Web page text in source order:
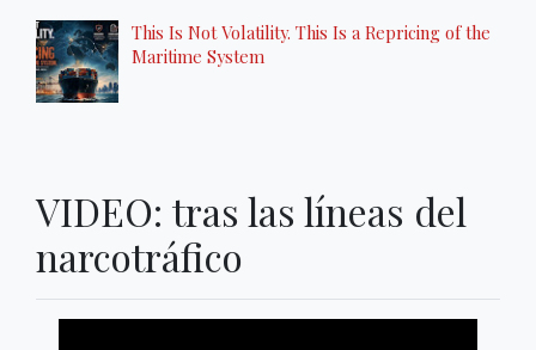
This Is Not Volatility. This Is a Repricing of the
Maritime System
VIDEO: tras las líneas del
narcotráfico